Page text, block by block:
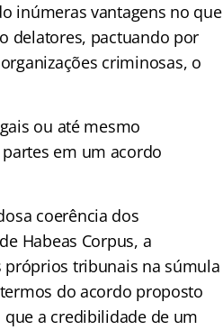
inúmeras vantagens no que
delatores, pactuando por
criminosas, o
ou até mesmo
em um acordo
coerência dos
Habeas Corpus, a
próprios tribunais na súmula
do acordo proposto
que a credibilidade de um